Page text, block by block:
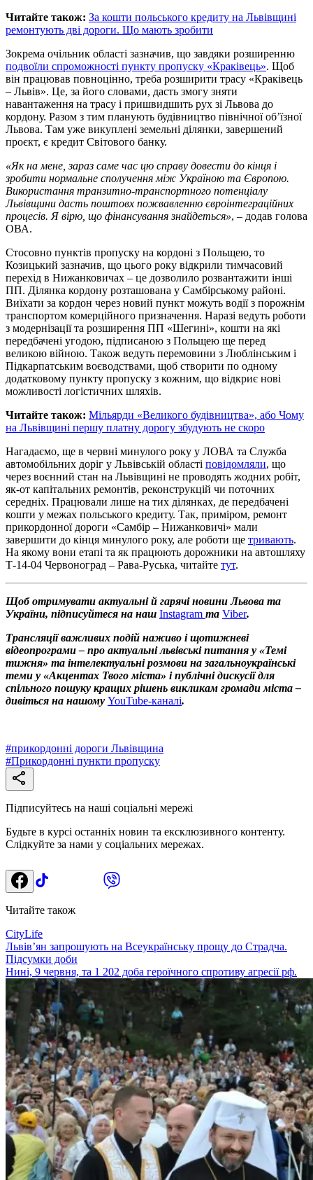
Читайте також: За кошти польського кредиту на Львівщині
ремонтують дві дороги. Що мають зробити
Зокрема очільник області зазначив, що завдяки розширенню
подвоїли спроможності пункту пропуску «Краківець». Щоб
він працював повноцінно, треба розширити трасу «Краківець
– Львів». Це, за його словами, дасть змогу зняти
навантаження на трасу і пришвидшить рух зі Львова до
кордону. Разом з тим планують будівництво північної об’їзної
Львова. Там уже викуплені земельні ділянки, завершений
проєкт, є кредит Світового банку.
«Як на мене, зараз саме час цю справу довести до кінця і
зробити нормальне сполучення між Україною та Європою.
Використання транзитно-транспортного потенціалу
Львівщини дасть поштовх пожвавленню євроінтеграційних
процесів. Я вірю, що фінансування знайдеться», – додав голова
ОВА.
Стосовно пунктів пропуску на кордоні з Польщею, то
Козицький зазначив, що цього року відкрили тимчасовий
перехід в Нижанковичах – це дозволило розвантажити інші
ПП. Ділянка кордону розташована у Самбірському районі.
Виїхати за кордон через новий пункт можуть водії з порожнім
транспортом комерційного призначення. Наразі ведуть роботи
з модернізації та розширення ПП «Шегині», кошти на які
передбачені угодою, підписаною з Польщею ще перед
великою війною. Також ведуть перемовини з Люблінським і
Підкарпатським воєводствами, щоб створити по одному
додатковому пункту пропуску з кожним, що відкриє нові
можливості логістичних шляхів.
Читайте також: Мільярди «Великого будівництва», або Чому
на Львівщині першу платну дорогу збудують не скоро
Нагадаємо, ще в червні минулого року у ЛОВА та Служба
автомобільних доріг у Львівській області повідомляли, що
через воєнний стан на Львівщині не проводять жодних робіт,
як-от капітальних ремонтів, реконструкцій чи поточних
середніх. Працювали лише на тих ділянках, де передбачені
кошти у межах польського кредиту. Так, приміром, ремонт
прикордонної дороги «Самбір – Нижанковичі» мали
завершити до кінця минулого року, але роботи ще тривають.
На якому вони етапі та як працюють дорожники на автошляху
Т-14-04 Червоноград – Рава-Руська, читайте тут.
Щоб отримувати актуальні й гарячі новини Львова та
України, підписуйтеся на наш Instagram та Viber.
Трансляції важливих подій наживо і щотижневі
відеопрограми – про актуальні львівські питання у «Темі
тижня» та інтелектуальні розмови на загальноукраїнські
теми у «Акцентах Твого міста» і публічні дискусії для
спільного пошуку кращих рішень викликам громади міста –
дивіться на нашому YouTube-каналі.
#прикордонні дороги Львівщина
#Прикордонні пункти пропуску
Підписуйтесь на наші соціальні мережі
Будьте в курсі останніх новин та ексклюзивного контенту.
Слідкуйте за нами у соціальних мережах.
Читайте також
CityLife
Львів’ян запрошують на Всеукраїнську прощу до Страдча.
Підсумки доби
Нині, 9 червня, та 1 202 доба героїчного спротиву агресії рф.